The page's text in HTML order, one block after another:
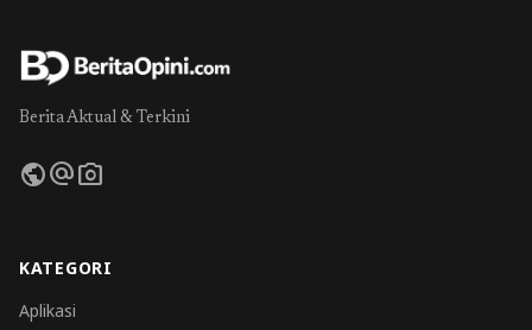
Berita Aktual & Terkini
publicalternate_emailphoto_camera
KATEGORI
Aplikasi